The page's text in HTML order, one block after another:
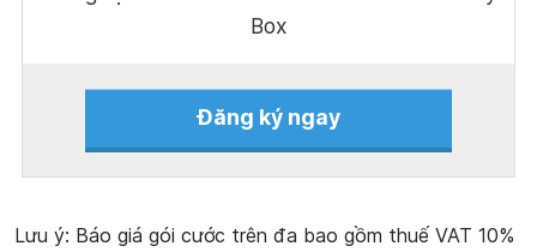
Box
Đăng ký ngay
Lưu ý: Báo giá gói cước trên đa bao gồm thuế VAT 10%